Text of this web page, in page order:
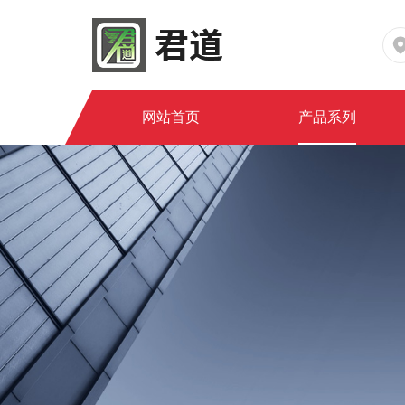
网站首页 产品系列